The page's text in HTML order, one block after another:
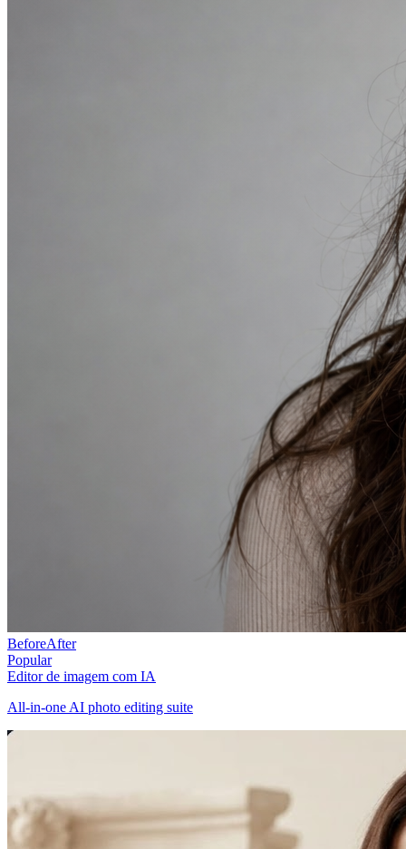
BeforeAfter
Popular
Editor de imagem com IA
All-in-one AI photo editing suite